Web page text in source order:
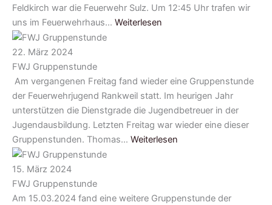
Feldkirch war die Feuerwehr Sulz. Um 12:45 Uhr trafen wir
uns im Feuerwehrhaus… Weiterlesen
22. März 2024
FWJ Gruppenstunde
Am vergangenen Freitag fand wieder eine Gruppenstunde
der Feuerwehrjugend Rankweil statt. Im heurigen Jahr
unterstützen die Dienstgrade die Jugendbetreuer in der
Jugendausbildung. Letzten Freitag war wieder eine dieser
Gruppenstunden. Thomas… Weiterlesen
15. März 2024
FWJ Gruppenstunde
Am 15.03.2024 fand eine weitere Gruppenstunde der